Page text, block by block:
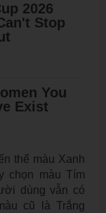
thể màu Xanh
chọn màu Tím
dùng vẫn có
cũ là Trắng